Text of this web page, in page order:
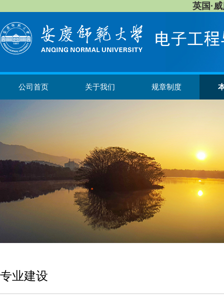
英国·
公司首页 关于我们 规章制度
专业建设